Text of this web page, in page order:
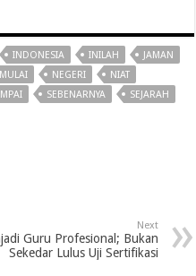
INDONESIA INILAH
JAMAN
MULAI NEGERI
NIAT
SEBENARNYA
SEJARAH
Next
Guru Profesional; Bukan
Sekedar Lulus Uji Sertifikasi